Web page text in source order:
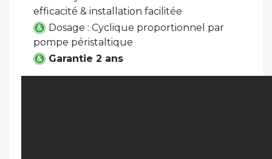
efficacité & installation facilitée
Dosage : Cyclique proportionnel par
pompe péristaltique
Garantie 2 ans